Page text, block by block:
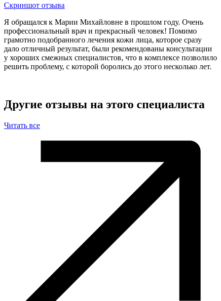
Скриншот отзыва
Я обращался к Марии Михайловне в прошлом году. Очень
профессиональный врач и прекрасный человек! Помимо
грамотно подобранного лечения кожи лица, которое сразу
дало отличный результат, были рекомендованы консультации
у хороших смежных специалистов, что в комплексе позволило
решить проблему, с которой боролись до этого несколько лет.
Другие отзывы на этого специалиста
Читать все